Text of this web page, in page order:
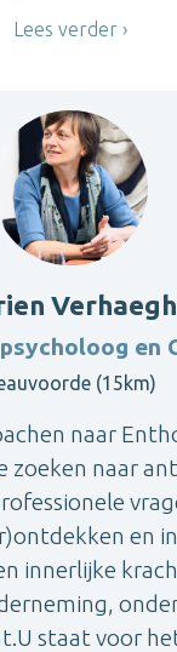
Lees verder
en
(15km)
naar
zoeken naar
en
innerlijke
staat voor